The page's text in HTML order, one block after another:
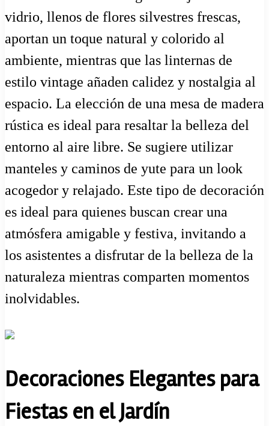
vidrio, llenos de flores silvestres frescas,
aportan un toque natural y colorido al
ambiente, mientras que las linternas de
estilo vintage añaden calidez y nostalgia al
espacio. La elección de una mesa de madera
rústica es ideal para resaltar la belleza del
entorno al aire libre. Se sugiere utilizar
manteles y caminos de yute para un look
acogedor y relajado. Este tipo de decoración
es ideal para quienes buscan crear una
atmósfera amigable y festiva, invitando a
los asistentes a disfrutar de la belleza de la
naturaleza mientras comparten momentos
inolvidables.
Decoraciones Elegantes para
Fiestas en el Jardín